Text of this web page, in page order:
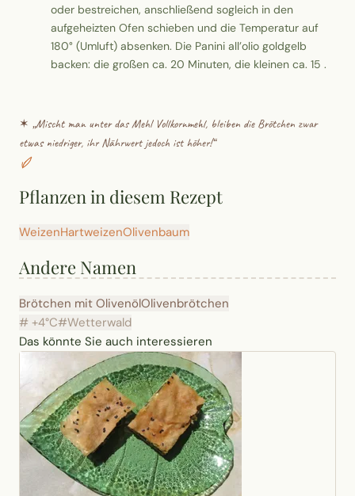
oder bestreichen, anschließend sogleich in den
aufgeheizten Ofen schieben und die Temperatur auf
180° (Umluft) absenken. Die Panini all’olio goldgelb
backen: die großen ca. 20 Minuten, die kleinen ca. 15 .
✶ „Mischt man unter das Mehl Vollkornmehl, bleiben die Brötchen zwar
etwas niedriger, ihr Nährwert jedoch ist höher!“
Pflanzen in diesem Rezept
WeizenHartweizenOlivenbaum
Andere Namen
Brötchen mit OlivenölOlivenbrötchen
# +4°C#Wetterwald
Das könnte Sie auch interessieren